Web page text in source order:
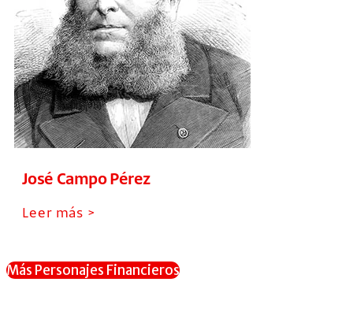
José Campo Pérez
Leer más >
Más Personajes Financieros